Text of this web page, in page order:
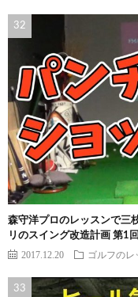
森守洋プロのレッスンで三
リのスイング改造計画 第1
2017.12.20 ゴルフのレ